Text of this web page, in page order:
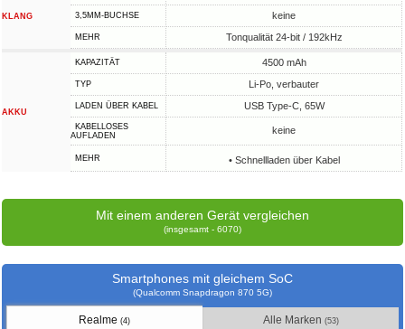
KLANG 3,5MM-BUCHSE keine
MEHR Tonqualität 24-bit / 192kHz
AKKU
KAPAZITÄT 4500 mAh
TYP Li-Po, verbauter
LADEN ÜBER KABEL USB Type-C, 65W
KABELLOSES
AUFLADEN
keine
MEHR • Schnellladen über Kabel
Mit einem anderen Gerät vergleichen
(insgesamt - 6070)
Smartphones mit gleichem SoC
(Qualcomm Snapdragon 870 5G)
Realme(4) Alle Marken (53)